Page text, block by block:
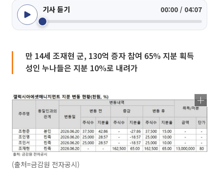
기사 듣기 00:00 / 04:07
만 14세 조재현 군, 130억 증자 참여 65% 지분 획득
성인 누나들은 지분 10%로 내려가
(출처=금감원 전자공시)